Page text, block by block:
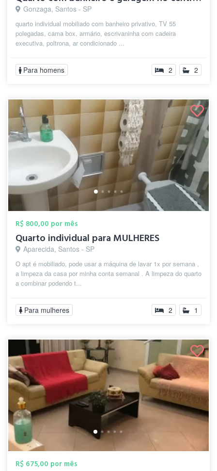
Gonzaga, Santos - SP
quarto individual mobiliado com banheiro privativo, TV 55
polegadas, cama box, armário, escrivaninha com cadeira
executiva, poltrona, ar condicionado ...
Para homens 2 2
R$ 800,00 por mês
Quarto individual para MULHERES
Aparecida, Santos - SP
O apt é mobiliado, pode usar a máquina de lavar 1x por semana ,
a limpeza da casa por minha conta semanal . A limpeza do quarto
a combinar podendo t...
Para mulheres 2 1
R$ 675,00 por mês